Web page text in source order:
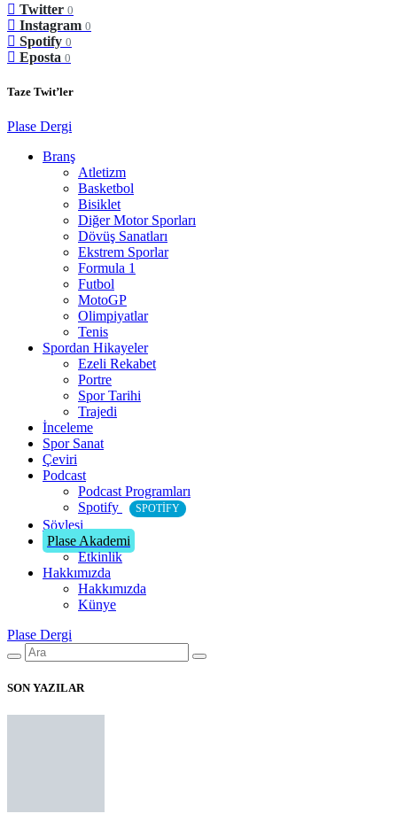
Twitter 0
Instagram 0
Spotify 0
Eposta 0
Taze Twit’ler
Plase Dergi
Branş
Atletizm
Basketbol
Bisiklet
Diğer Motor Sporları
Dövüş Sanatları
Ekstrem Sporlar
Formula 1
Futbol
MotoGP
Olimpiyatlar
Tenis
Spordan Hikayeler
Ezeli Rekabet
Portre
Spor Tarihi
Trajedi
İnceleme
Spor Sanat
Çeviri
Podcast
Podcast Programları
Spotify
SPOTIFY
Söyleşi
Plase Akademi
Etkinlik
Hakkımızda
Hakkımızda
Künye
Plase Dergi
SON YAZILAR